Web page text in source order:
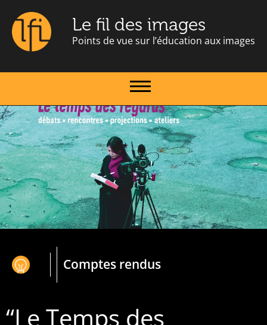
Le fil des images
Points de vue sur l’éducation aux images
Comptes rendus
“Le Temps des